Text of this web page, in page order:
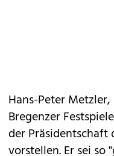
Hans-Peter
Bregenzer Festspiele
der Präsidentschaft
vorstellen. Er sei so